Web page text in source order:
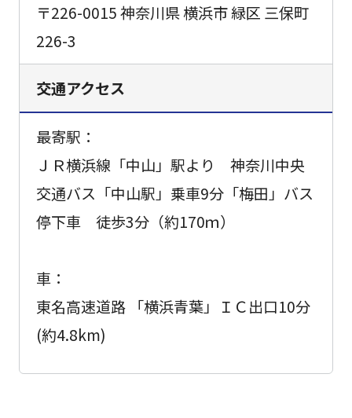
〒226-0015 神奈川県 横浜市 緑区 三保町
226-3
交通アクセス
最寄駅：
ＪＲ横浜線「中山」駅より 神奈川中央
交通バス「中山駅」乗車9分「梅田」バス
停下車 徒歩3分（約170ｍ）
車：
東名高速道路 「横浜青葉」ＩＣ出口10分
(約4.8km)